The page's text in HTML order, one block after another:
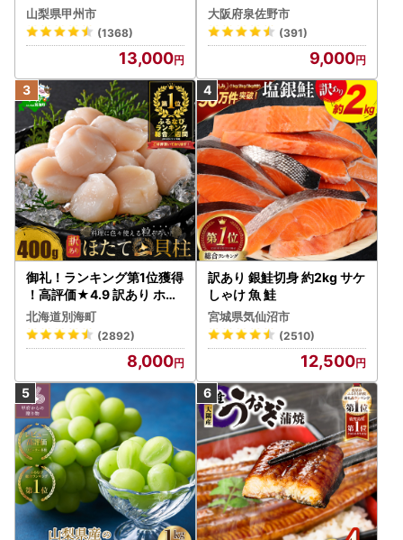
カット 約1.3kg 2～3房【2
026年発送】（MG）B12-
472 FN-Limited-VO シャ
インマスカット フルーツ
山梨県甲州市
(1368)
13,000
大阪府泉佐野市
(391)
9,000
御礼！ランキング第1位獲得
！高評価★4.9 訳あり ホタ
テ 400g（ほたて 帆立 貝柱
冷凍 ）
北海道別海町
(2892)
8,000
訳あり 銀鮭切身 約2kg サケ
しゃけ 魚 鮭
宮城県気仙沼市
(2510)
12,500